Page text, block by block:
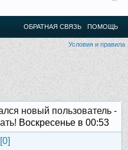
ОБРАТНАЯ СВЯЗЬ ПОМОЩЬ
Условия и правила
новый пользователь -
Воскресенье в 00:53
0]